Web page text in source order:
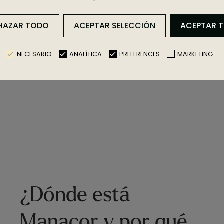
¿Dónde está
TODO ACEPTAR SELECCIÓN ACEPTAR
NECESARIO ANALÍTICA PREFERENCES MARKETING